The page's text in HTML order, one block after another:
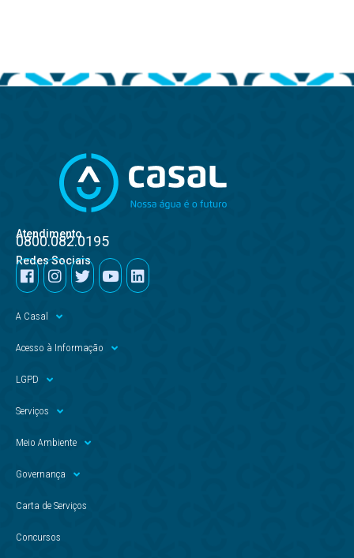
Atendimento
0800.082.0195
Redes Sociais
A Casal
Acesso à Informação
LGPD
Serviços
Meio Ambiente
Governança
Carta de Serviços
Concursos